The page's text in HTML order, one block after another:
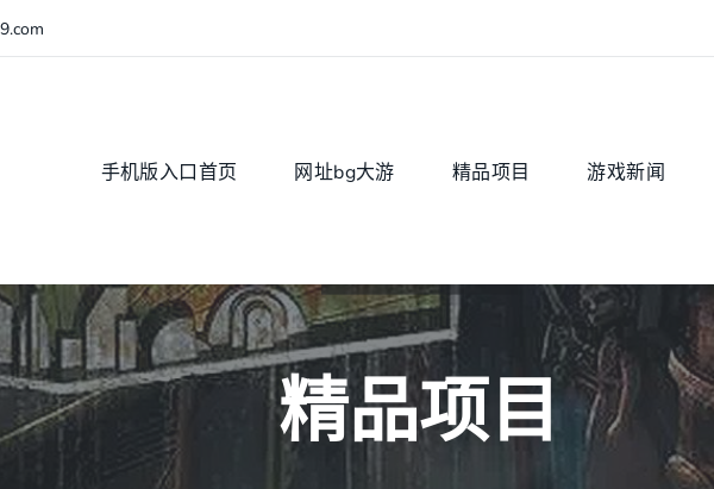
手机版入口首页 网址bg大游 精品项目 游戏新闻
精品项目